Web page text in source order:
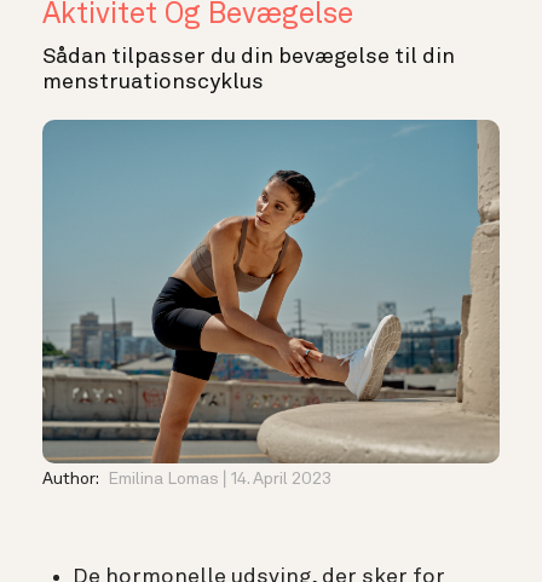
Aktivitet Og Bevægelse
Sådan tilpasser du din bevægelse til din
menstruationscyklus
Author: Emilina Lomas 14. April 2023
De hormonelle udsving, der sker for